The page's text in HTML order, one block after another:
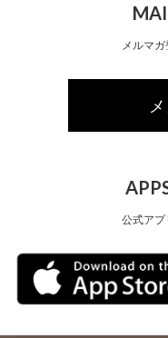
メルマ
公式ア